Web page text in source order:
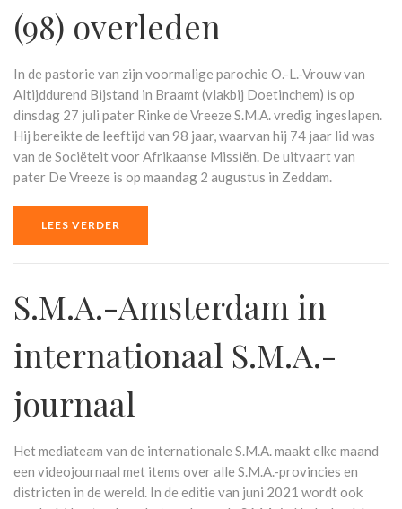
(98) overleden
In de pastorie van zijn voormalige parochie O.-L.-Vrouw van
Altijddurend Bijstand in Braamt (vlakbij Doetinchem) is op
dinsdag 27 juli pater Rinke de Vreeze S.M.A. vredig ingeslapen.
Hij bereikte de leeftijd van 98 jaar, waarvan hij 74 jaar lid was
van de Sociëteit voor Afrikaanse Missiën. De uitvaart van
pater De Vreeze is op maandag 2 augustus in Zeddam.
LEES VERDER
S.M.A.-Amsterdam in
internationaal S.M.A.-
journaal
Het mediateam van de internationale S.M.A. maakt elke maand
een videojournaal met items over alle S.M.A.-provincies en
districten in de wereld. In de editie van juni 2021 wordt ook